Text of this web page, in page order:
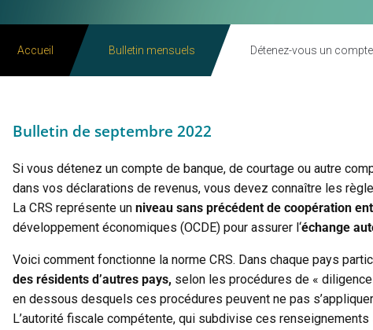
Accueil Bulletin mensuels Détenez-vous un
Bulletin de septembre 2022
Si vous détenez un compte de banque, de courtage ou autre
dans vos déclarations de revenus, vous devez connaître les
La CRS représente un niveau sans précédent de coopération
développement économiques (OCDE) pour assurer l‘échange
Voici comment fonctionne la norme CRS. Dans chaque pays
des résidents d’autres pays, selon les procédures de «
en dessous desquels ces procédures peuvent ne pas
L’autorité fiscale compétente, qui subdivise ces